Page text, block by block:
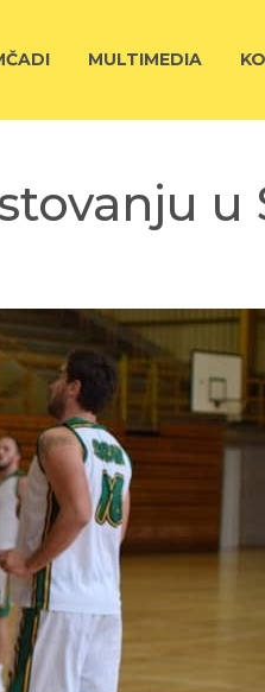
MULTIMEDIA
u